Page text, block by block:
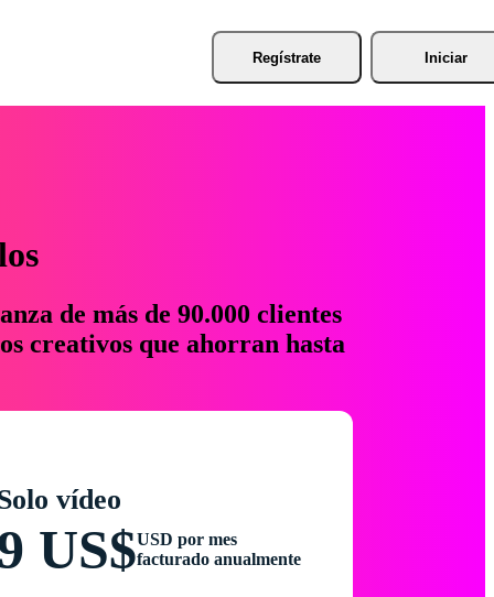
Regístrate Iniciar
de más de 90.000 clientes
creativos que ahorran hasta
vídeo
US$USD por mes
facturado anualmente